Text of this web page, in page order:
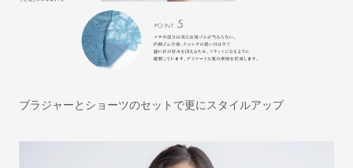
ブラジャーとショーツのセットで更にスタイルアップ